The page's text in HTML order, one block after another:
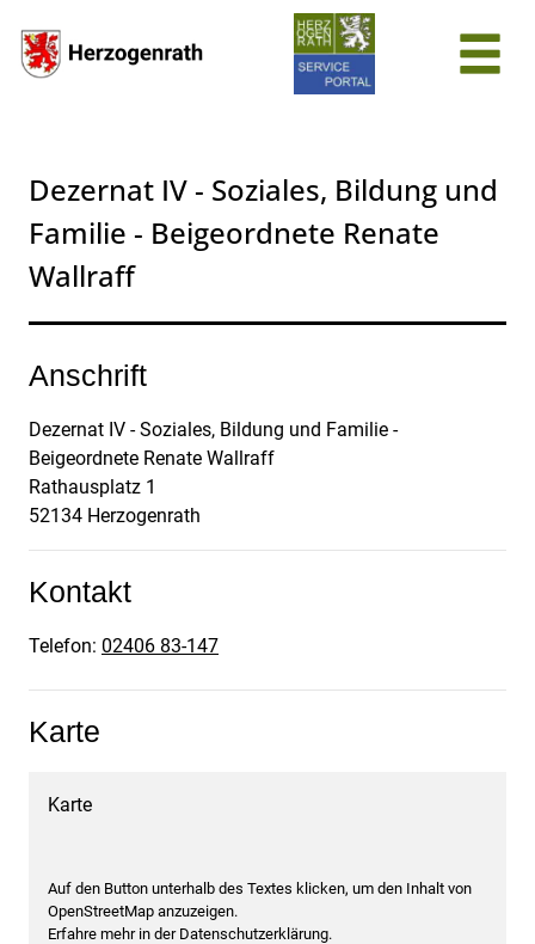
Dezernat IV - Soziales, Bildung und
Familie - Beigeordnete Renate
Wallraff
Anschrift
Dezernat IV - Soziales, Bildung und Familie -
Beigeordnete Renate Wallraff
Rathausplatz 1
52134 Herzogenrath
Kontakt
Telefon: 02406 83-147
Karte
Karte
Auf den Button unterhalb des Textes klicken, um den Inhalt von
OpenStreetMap anzuzeigen.
Erfahre mehr in der Datenschutzerklärung.